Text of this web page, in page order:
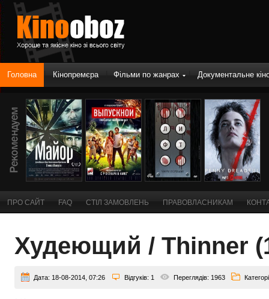
Головна Кінопремєра Фільми по жанрах Документальне
ПРО САЙТ FAQ СТІЛ ЗАМОВЛЕНЬ ПРАВОВЛАСНИКАМ
Худеющий / Thinner
Дата: 18-08-2014, 07:26 Відгуків: 1 Переглядів: 1963